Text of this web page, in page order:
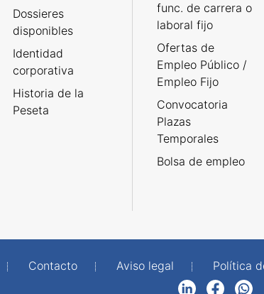
Dossieres
disponibles
Identidad
corporativa
Historia de la
Peseta
func. de carrera o
laboral fijo
Ofertas de
Empleo Público /
Empleo Fijo
Convocatoria
Plazas
Temporales
Bolsa de empleo
Contacto Aviso legal Política
FacebookWhatsApp